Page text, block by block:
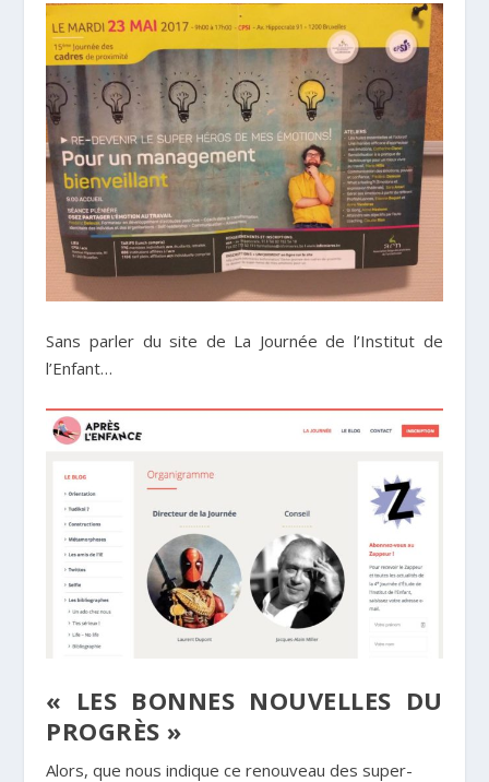
Sans parler du site de La Journée de l’Institut de
l’Enfant…
« LES BONNES NOUVELLES DU
PROGRÈS »
Alors, que nous indique ce renouveau des super-